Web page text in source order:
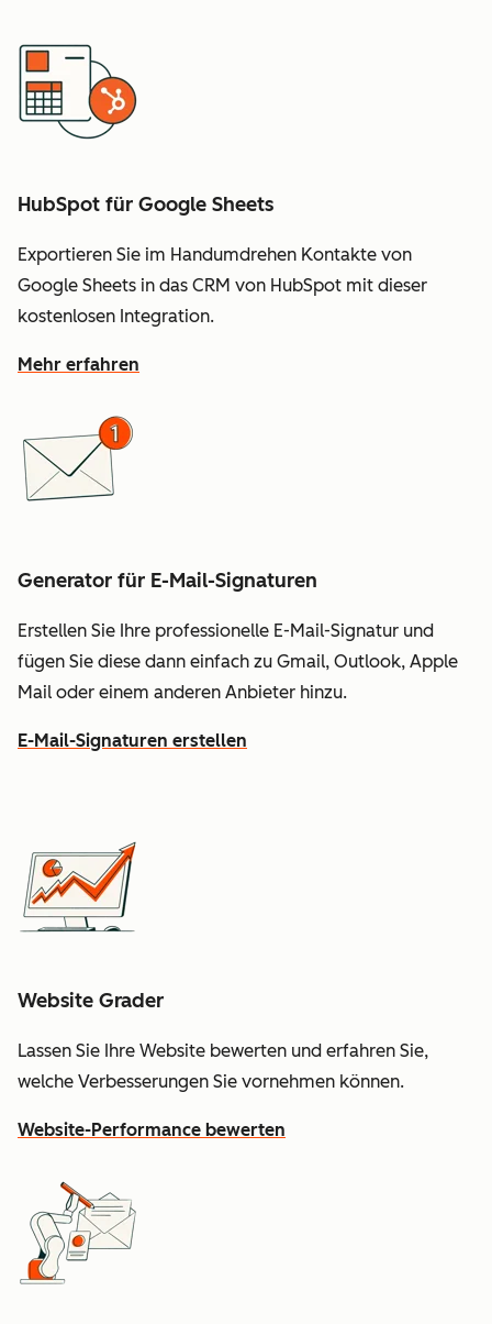
HubSpot für Google Sheets
Exportieren Sie im Handumdrehen Kontakte von
Google Sheets in das CRM von HubSpot mit dieser
kostenlosen Integration.
Mehr erfahren
Generator für E-Mail-Signaturen
Erstellen Sie Ihre professionelle E-Mail-Signatur und
fügen Sie diese dann einfach zu Gmail, Outlook, Apple
Mail oder einem anderen Anbieter hinzu.
E-Mail-Signaturen erstellen
Website Grader
Lassen Sie Ihre Website bewerten und erfahren Sie,
welche Verbesserungen Sie vornehmen können.
Website-Performance bewerten